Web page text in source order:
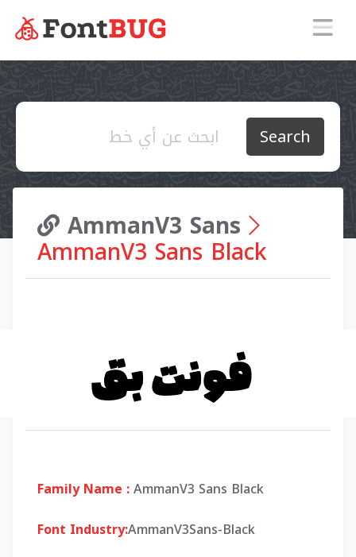
Search
AmmanV3 Sans
AmmanV3 Sans Black
Family Name :AmmanV3 Sans Black
Font Industry:AmmanV3Sans-Black